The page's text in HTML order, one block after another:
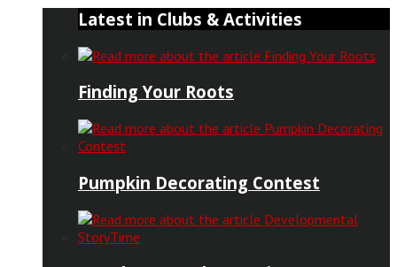
Latest in Clubs & Activities
Finding Your Roots
Pumpkin Decorating Contest